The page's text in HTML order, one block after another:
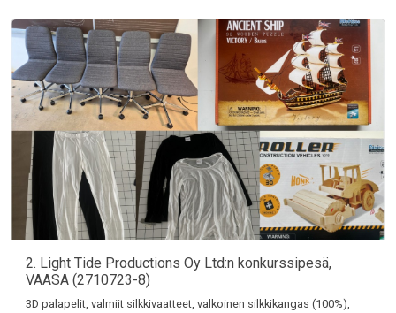
2. Light Tide Productions Oy Ltd:n konkurssipesä,
VAASA (2710723-8)
3D palapelit, valmiit silkkivaatteet, valkoinen silkkikangas (100%),